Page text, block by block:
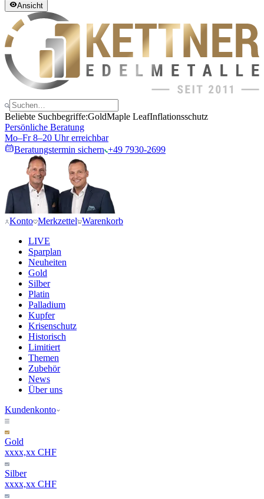
Ansicht
Beliebte Suchbegriffe:GoldMaple LeafInflationsschutz
Persönliche Beratung
Mo–Fr 8–20 Uhr erreichbar
Beratungstermin sichern +49 7930-2699
Konto Merkzettel Warenkorb
LIVE
Sparplan
Neuheiten
Gold
Silber
Platin
Palladium
Kupfer
Krisenschutz
Historisch
Limitiert
Themen
Zubehör
News
Über uns
Kundenkonto
Gold
xxxx,xx CHF
Silber
xxxx,xx CHF